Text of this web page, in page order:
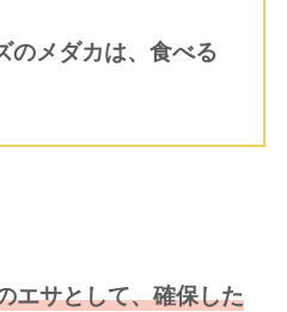
のメダカは、食べる
エサとして、確保した